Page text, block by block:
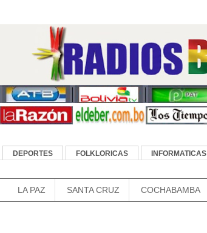
DEPORTES FOLKLORICAS INFORMATICAS
LA PAZ SANTA CRUZ COCHABAMBA